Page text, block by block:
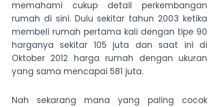
memahami cukup detail perkembangan
rumah di sini. Dulu sekitar tahun 2003 ketika
membeli rumah pertama kali dengan tipe 90
harganya sekitar 105 juta dan saat ini di
Oktober 2012 harga rumah dengan ukuran
yang sama mencapai 581 juta.
Nah sekarang mana yang paling cocok